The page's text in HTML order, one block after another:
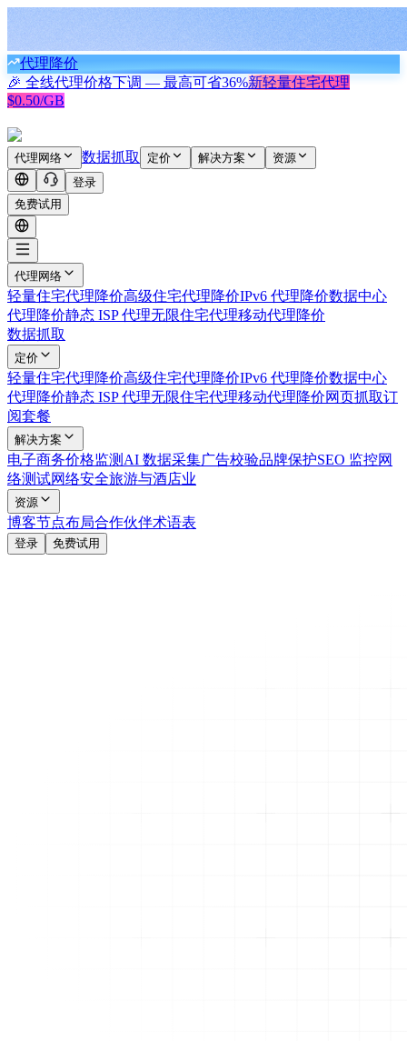
代理降价
🎉 全线代理价格下调 — 最高可省36%新轻量住宅代理
$0.50/GB
代理网络 数据抓取 定价 解决方案
资源
登录
免费试用
代理网络
轻量住宅代理降价高级住宅代理降价IPv6 代理降价数据中心
代理降价静态 ISP 代理无限住宅代理移动代理降价
数据抓取
定价
轻量住宅代理降价高级住宅代理降价IPv6 代理降价数据中心
代理降价静态 ISP 代理无限住宅代理移动代理降价网页抓取订
阅套餐
解决方案
电子商务价格监测 AI 数据采集广告校验品牌保护SEO 监控网
络测试网络安全旅游与酒店业
资源
博客节点布局合作伙伴术语表
登录 免费试用